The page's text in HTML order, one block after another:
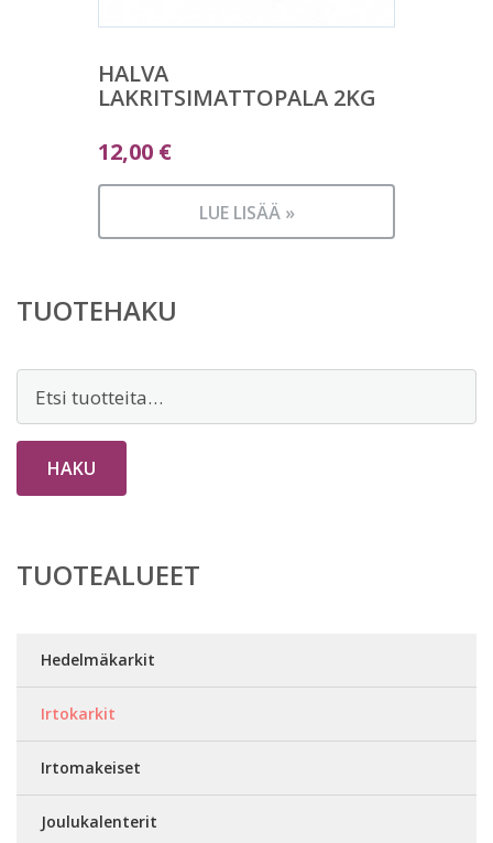
HALVA
LAKRITSIMATTOPALA 2KG
12,00 €
LUE LISÄÄ »
TUOTEHAKU
HAKU
TUOTEALUEET
Hedelmäkarkit
Irtokarkit
Irtomakeiset
Joulukalenterit